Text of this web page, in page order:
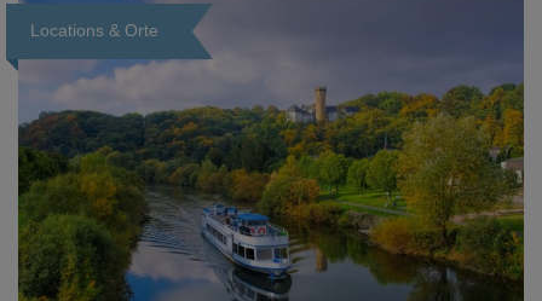
eines Geburtstages oder eines Firmenjubiläums bekommt im
exklusiven Interieur einer Event-Location eine besondere Note.
Locations & Orte